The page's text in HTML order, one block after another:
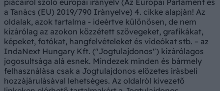
a Tanács (EU) 2019/790 Irányelve) 4. cikke alapján! Az
oldalak, azok tartalma - ideértve különösen, de nem
kizárólag az azokon közzétett szövegeket, grafikákat,
képeket, fotókat, hangfelvételeket és videókat stb. – az
IndaNext Hungary Kft. ("Jogtulajdonos") kizárólagos
jogosultsága alá esnek. Mindezek minden és bármely
felhasználása csak a Jogtulajdonos előzetes írásbeli
hozzájárulásával lehetséges. Az oldalról kivezető